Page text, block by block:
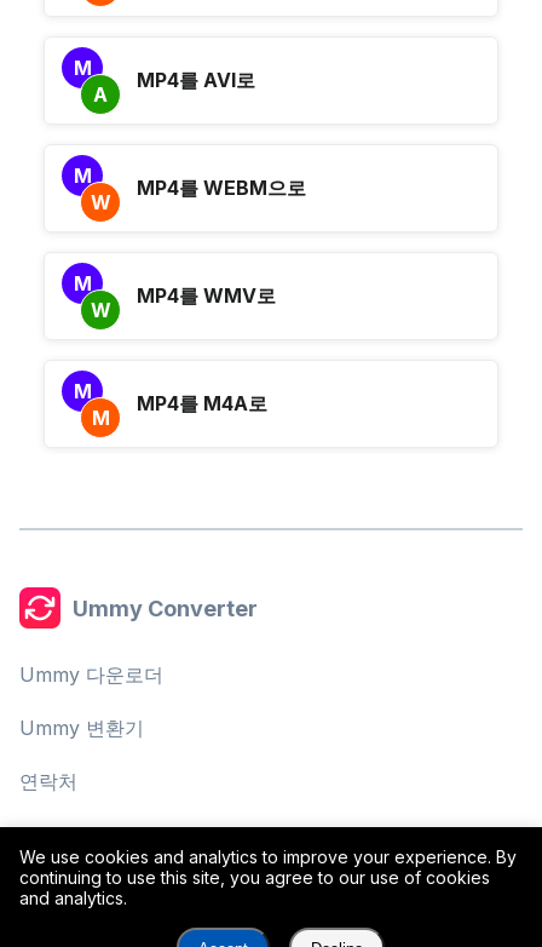
We use cookies and analytics to improve your experience. By
continuing to use this site, you agree to our use of cookies
and analytics.
M
A
MP4를 AVI로
M
W
MP4를 WEBM으로
M
W
MP4를 WMV로
M
M
MP4를 M4A로
Ummy Converter
Ummy 다운로더
Ummy 변환기
연락처
개인정보 보호정책
이용약관